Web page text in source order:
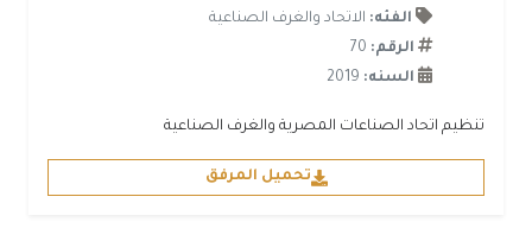
الفئه: الاتحاد والغرف الصناعية
الرقم:
السنه:
تنظيم اتحاد الصناعات المصرية والغرف الصناعية
تحميل المرفق